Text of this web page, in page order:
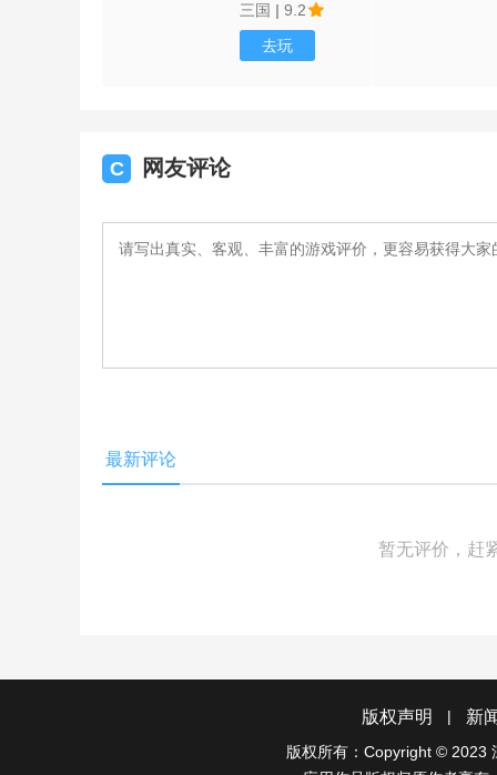
三国 | 9.2
去玩
C 网友评论
最新评论
暂无评价，赶
版权声明 | 新
版权所有：Copyright © 2023